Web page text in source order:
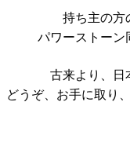
持ち主の方
パワーストーン
古来より、日
どうぞ、お手に取り